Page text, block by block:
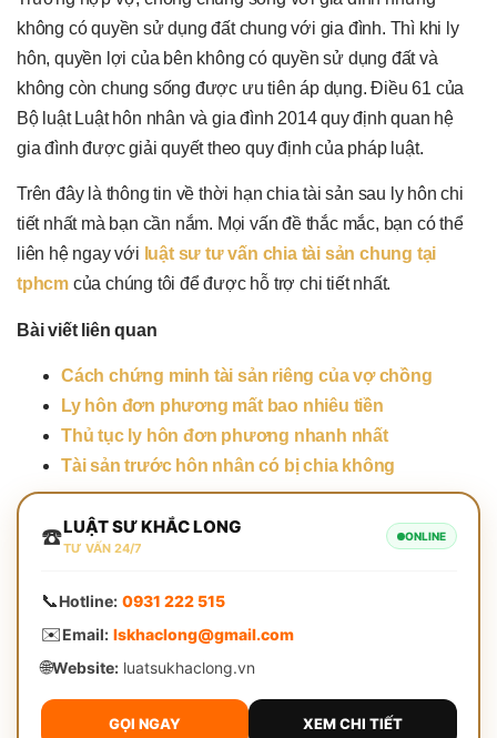
không có quyền sử dụng đất chung với gia đình. Thì khi ly
hôn, quyền lợi của bên không có quyền sử dụng đất và
không còn chung sống được ưu tiên áp dụng. Điều 61 của
Bộ luật Luật hôn nhân và gia đình 2014 quy định quan hệ
gia đình được giải quyết theo quy định của pháp luật.
Trên đây là thông tin về thời hạn chia tài sản sau ly hôn chi
tiết nhất mà bạn cần nắm. Mọi vấn đề thắc mắc, bạn có thể
liên hệ ngay với luật sư tư vấn chia tài sản chung tại
tphcm của chúng tôi để được hỗ trợ chi tiết nhất.
Bài viết liên quan
Cách chứng minh tài sản riêng của vợ chồng
Ly hôn đơn phương mất bao nhiêu tiền
Thủ tục ly hôn đơn phương nhanh nhất
Tài sản trước hôn nhân có bị chia không
☎️LUẬT SƯ KHẮC LONG
TƯ VẤN 24/7
ONLINE
📞Hotline: 0931 222 515
✉️Email: lskhaclong@gmail.com
🌐Website:luatsukhaclong.vn
GỌI NGAY XEM CHI TIẾT